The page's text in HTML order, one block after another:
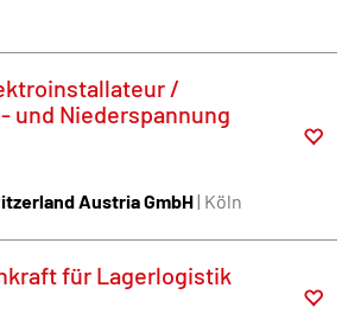
/
und Niederspannung
Austria GmbH| Köln
für Lagerlogistik